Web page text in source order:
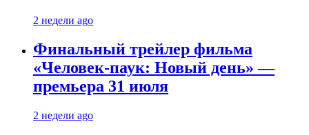
2 недели ago
Финальный трейлер фильма
«Человек-паук: Новый день» —
премьера 31 июля
2 недели ago